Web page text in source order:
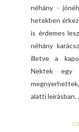
néhány -
hetekben
is érdemes
néhány
illetve a
Nektek egy
alatti leírásban.